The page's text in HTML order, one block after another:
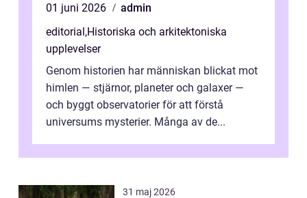
01 juni 2026
admin
editorial,Historiska och arkitektoniska
upplevelser
Genom historien har människan blickat mot
himlen — stjärnor, planeter och galaxer —
och byggt observatorier för att förstå
universums mysterier. Många av de...
31 maj 2026